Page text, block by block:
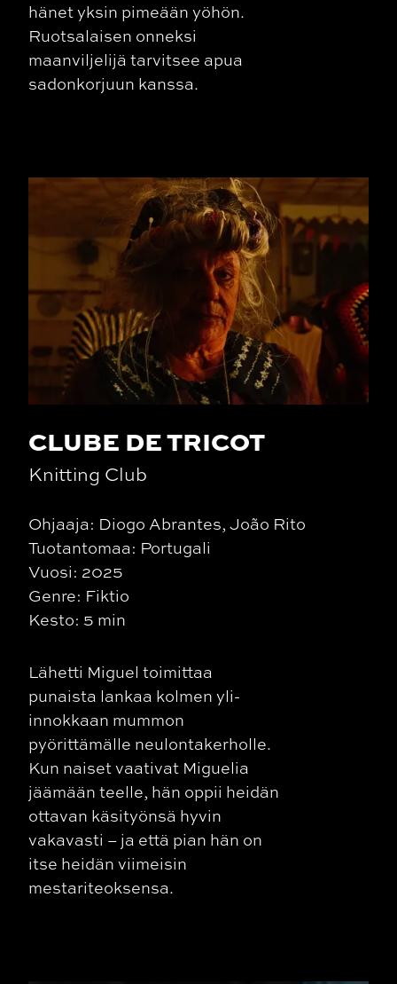
hänet yksin pimeään yöhön.
Ruotsalaisen onneksi
maanviljelijä tarvitsee apua
sadonkorjuun kanssa.
CLUBE DE TRICOT
Knitting Club
Ohjaaja: Diogo Abrantes, João Rito
Tuotantomaa: Portugali
Vuosi: 2025
Genre: Fiktio
Kesto: 5 min
Lähetti Miguel toimittaa
punaista lankaa kolmen yli-
innokkaan mummon
pyörittämälle neulontakerholle.
Kun naiset vaativat Miguelia
jäämään teelle, hän oppii heidän
ottavan käsityönsä hyvin
vakavasti – ja että pian hän on
itse heidän viimeisin
mestariteoksensa.